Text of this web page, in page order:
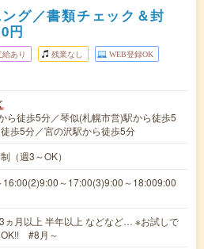
グ／書類チェック＆封
円
あり 残業なし WEB登録OK
ら徒歩5分／琴似(札幌市営)駅から徒歩5
歩5分／宮の沢駅から徒歩5分
（週3～OK）
16:00(2)9:00～17:00(3)9:00～18:009:00
ヵ月以上 半年以上 などなど… ※お試しで
OK!! #8月～